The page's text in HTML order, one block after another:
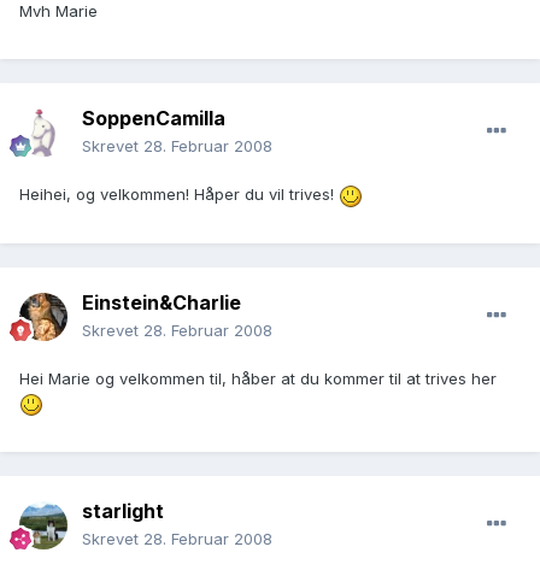
Mvh Marie
SoppenCamilla
Skrevet 28. Februar 2008
Heihei, og velkommen! Håper du vil trives!
Einstein&Charlie
Skrevet 28. Februar 2008
Hei Marie og velkommen til, håber at du kommer til at trives her
starlight
Skrevet 28. Februar 2008